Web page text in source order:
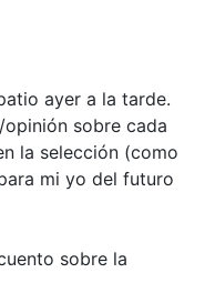
ayer a la tarde.
sobre cada
la selección (como
mi yo del futuro
sobre la